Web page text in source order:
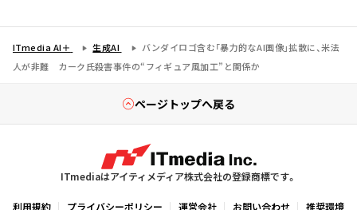
ITmedia AI＋ 生成AI
バンダイロゴ含む「暴力的なAI画像」拡散に、米法
人が非難 カーク氏殺害事件の“フィギュア風加工”と関係か
ページトップへ戻る
ITmediaはアイティメディア株式会社の登録商標です。
利用規約 プライバシーポリシー 運営会社 お問い合わせ 推奨環境